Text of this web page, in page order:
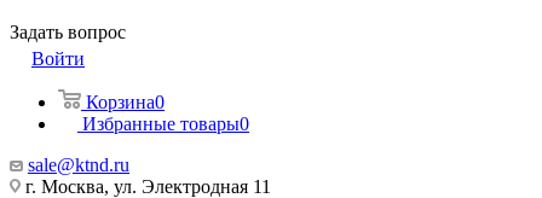
Задать вопрос
Войти
Корзина0
Избранные товары0
sale@ktnd.ru
г. Москва, ул. Электродная 11